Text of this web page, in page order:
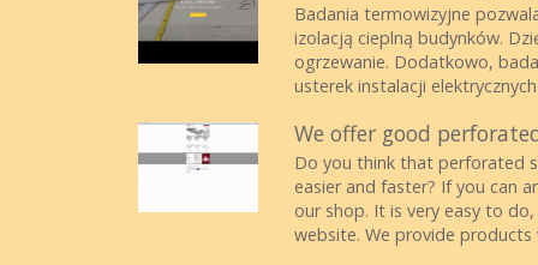
Badania termowizyjne
izolacją cieplną budynków.
ogrzewanie. Dodatkowo,
usterek instalacji
We offer good
Do you think that perforated
easier and faster? If you can
our shop. It is very easy to
website. We provide products